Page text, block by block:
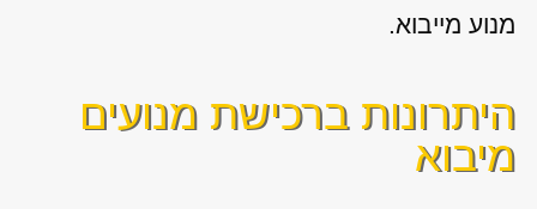
מנוע מייבוא.
היתרונות ברכישת מנועים
מיבוא